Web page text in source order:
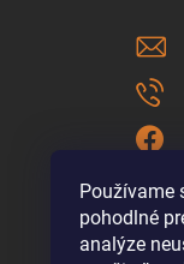
Používame
pohodlné
analýze